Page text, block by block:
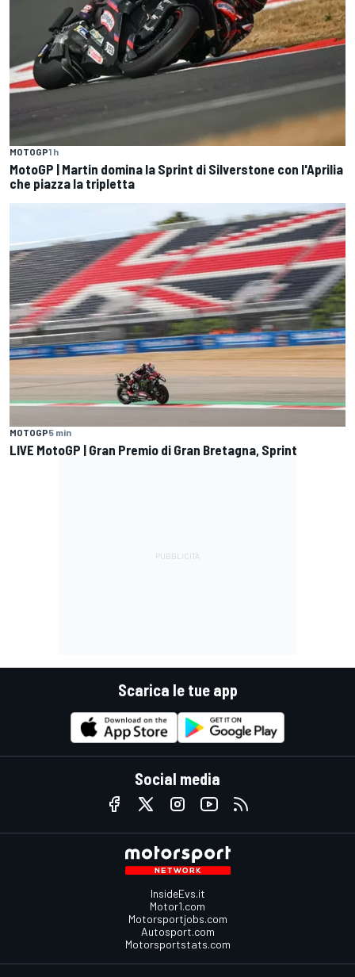
MOTOGP1 h
MotoGP | Martin domina la Sprint di Silverstone con l'Aprilia
che piazza la tripletta
MOTOGP5 min
LIVE MotoGP | Gran Premio di Gran Bretagna, Sprint
Scarica le tue app
Social media
InsideEvs.it
Motor1.com
Motorsportjobs.com
Autosport.com
Motorsportstats.com